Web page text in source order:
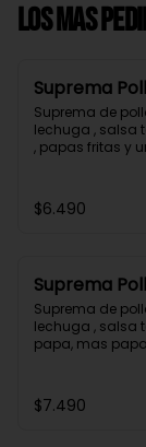
LOS MAS
Suprema
Suprema de
lechuga , salsa
, papas fritas y
$6.490
Suprema
Suprema de
lechuga , salsa
papa, mas
$7.490